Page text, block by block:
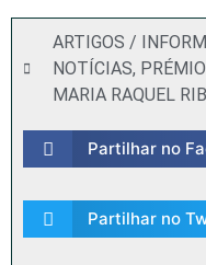
ARTIGOS /
NOTÍCIAS,
MARIA RAQUEL
Partilhar no
Partilhar no